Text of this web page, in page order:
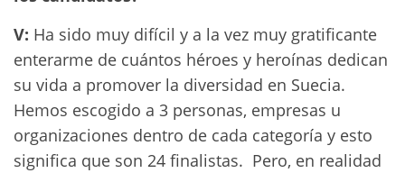
V: Ha sido muy difícil y a la vez muy gratificante
enterarme de cuántos héroes y heroínas dedican
su vida a promover la diversidad en Suecia.
Hemos escogido a 3 personas, empresas u
organizaciones dentro de cada categoría y esto
significa que son 24 finalistas. Pero, en realidad